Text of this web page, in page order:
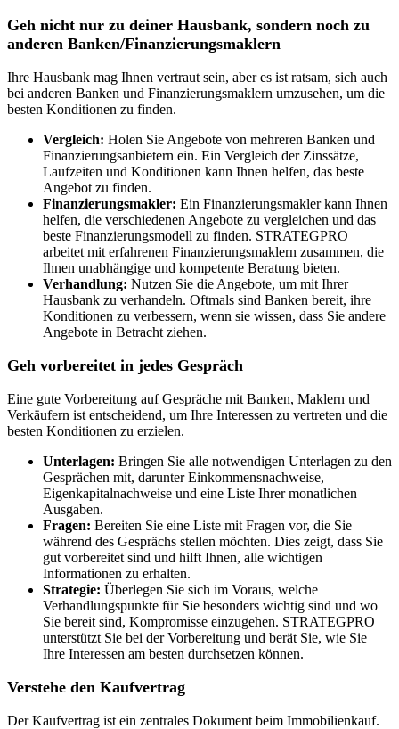
Geh nicht nur zu deiner Hausbank, sondern noch zu
anderen Banken/Finanzierungsmaklern
Ihre Hausbank mag Ihnen vertraut sein, aber es ist ratsam, sich auch
bei anderen Banken und Finanzierungsmaklern umzusehen, um die
besten Konditionen zu finden.
Vergleich: Holen Sie Angebote von mehreren Banken und
Finanzierungsanbietern ein. Ein Vergleich der Zinssätze,
Laufzeiten und Konditionen kann Ihnen helfen, das beste
Angebot zu finden.
Finanzierungsmakler: Ein Finanzierungsmakler kann Ihnen
helfen, die verschiedenen Angebote zu vergleichen und das
beste Finanzierungsmodell zu finden. STRATEGPRO
arbeitet mit erfahrenen Finanzierungsmaklern zusammen, die
Ihnen unabhängige und kompetente Beratung bieten.
Verhandlung: Nutzen Sie die Angebote, um mit Ihrer
Hausbank zu verhandeln. Oftmals sind Banken bereit, ihre
Konditionen zu verbessern, wenn sie wissen, dass Sie andere
Angebote in Betracht ziehen.
Geh vorbereitet in jedes Gespräch
Eine gute Vorbereitung auf Gespräche mit Banken, Maklern und
Verkäufern ist entscheidend, um Ihre Interessen zu vertreten und die
besten Konditionen zu erzielen.
Unterlagen: Bringen Sie alle notwendigen Unterlagen zu den
Gesprächen mit, darunter Einkommensnachweise,
Eigenkapitalnachweise und eine Liste Ihrer monatlichen
Ausgaben.
Fragen: Bereiten Sie eine Liste mit Fragen vor, die Sie
während des Gesprächs stellen möchten. Dies zeigt, dass Sie
gut vorbereitet sind und hilft Ihnen, alle wichtigen
Informationen zu erhalten.
Strategie: Überlegen Sie sich im Voraus, welche
Verhandlungspunkte für Sie besonders wichtig sind und wo
Sie bereit sind, Kompromisse einzugehen. STRATEGPRO
unterstützt Sie bei der Vorbereitung und berät Sie, wie Sie
Ihre Interessen am besten durchsetzen können.
Verstehe den Kaufvertrag
Der Kaufvertrag ist ein zentrales Dokument beim Immobilienkauf.